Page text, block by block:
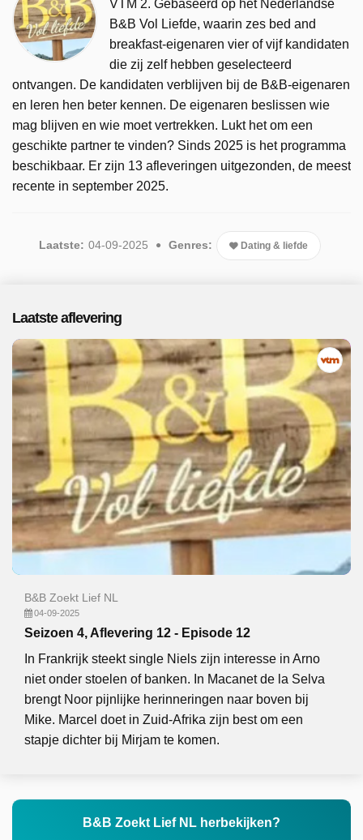
VTM 2. Gebaseerd op het Nederlandse
B&B Vol Liefde, waarin zes bed and
breakfast-eigenaren vier of vijf kandidaten
die zij zelf hebben geselecteerd
ontvangen. De kandidaten verblijven bij de B&B-eigenaren
en leren hen beter kennen. De eigenaren beslissen wie
mag blijven en wie moet vertrekken. Lukt het om een
geschikte partner te vinden? Sinds 2025 is het programma
beschikbaar. Er zijn 13 afleveringen uitgezonden, de meest
recente in september 2025.
Laatste: 04-09-2025 Genres: Dating & liefde
Laatste aflevering
B&B Zoekt Lief NL
04-09-2025
Seizoen 4, Aflevering 12 - Episode 12
In Frankrijk steekt single Niels zijn interesse in Arno
niet onder stoelen of banken. In Macanet de la Selva
brengt Noor pijnlijke herinneringen naar boven bij
Mike. Marcel doet in Zuid-Afrika zijn best om een
stapje dichter bij Mirjam te komen.
B&B Zoekt Lief NL herbekijken?